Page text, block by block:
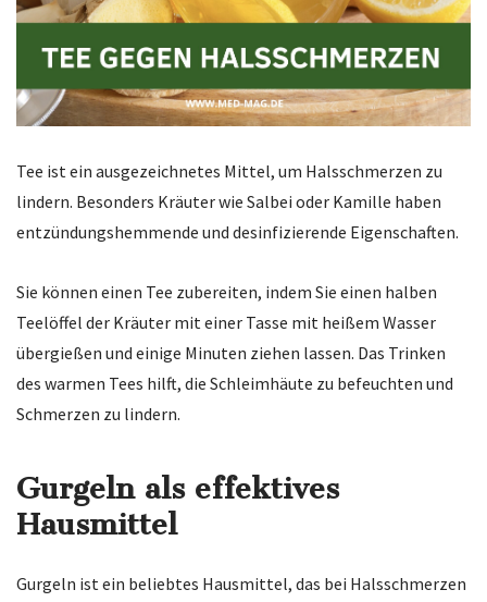
Tee ist ein ausgezeichnetes Mittel, um Halsschmerzen zu
lindern. Besonders Kräuter wie Salbei oder Kamille haben
entzündungshemmende und desinfizierende Eigenschaften.
Sie können einen Tee zubereiten, indem Sie einen halben
Teelöffel der Kräuter mit einer Tasse mit heißem Wasser
übergießen und einige Minuten ziehen lassen. Das Trinken
des warmen Tees hilft, die Schleimhäute zu befeuchten und
Schmerzen zu lindern.
Gurgeln als effektives
Hausmittel
Gurgeln ist ein beliebtes Hausmittel, das bei Halsschmerzen